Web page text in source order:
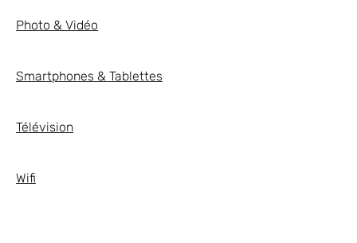
Photo & Vidéo
Smartphones & Tablettes
Télévision
Wifi